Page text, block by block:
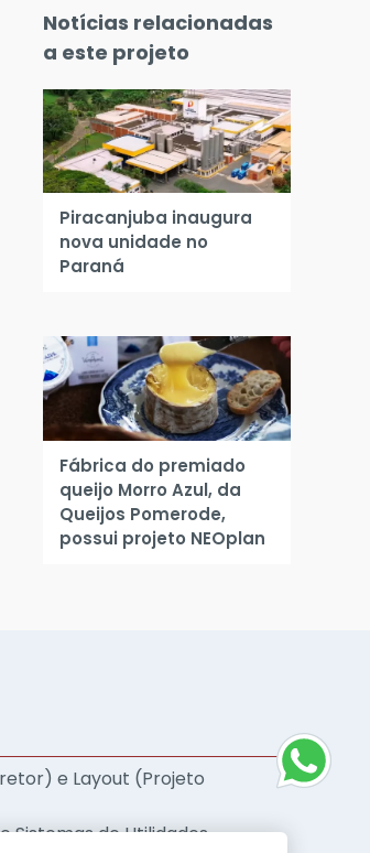
Notícias relacionadas
a este projeto
Piracanjuba inaugura
nova unidade no
Paraná
Fábrica do premiado
queijo Morro Azul, da
Queijos Pomerode,
possui projeto NEOplan
e Layout (Projeto
Sistemas de Utilidades